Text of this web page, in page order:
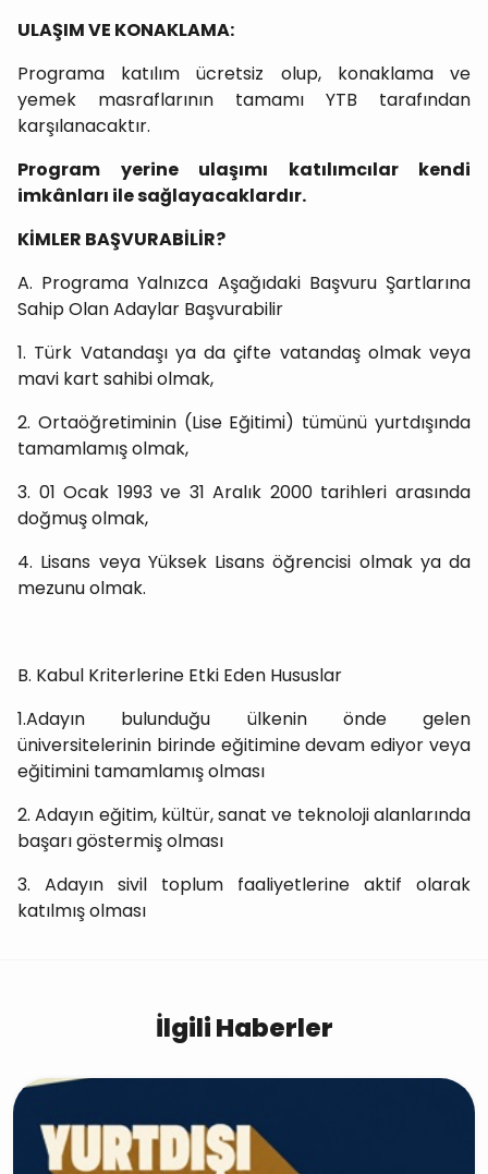
ULAŞIM VE KONAKLAMA:
Programa katılım ücretsiz olup, konaklama ve
yemek masraflarının tamamı YTB tarafından
karşılanacaktır.
Program yerine ulaşımı katılımcılar kendi
imkânları ile sağlayacaklardır.
KİMLER BAŞVURABİLİR?
A. Programa Yalnızca Aşağıdaki Başvuru Şartlarına
Sahip Olan Adaylar Başvurabilir
1. Türk Vatandaşı ya da çifte vatandaş olmak veya
mavi kart sahibi olmak,
2. Ortaöğretiminin (Lise Eğitimi) tümünü yurtdışında
tamamlamış olmak,
3. 01 Ocak 1993 ve 31 Aralık 2000 tarihleri arasında
doğmuş olmak,
4. Lisans veya Yüksek Lisans öğrencisi olmak ya da
mezunu olmak.
B. Kabul Kriterlerine Etki Eden Hususlar
1.Adayın bulunduğu ülkenin önde gelen
üniversitelerinin birinde eğitimine devam ediyor veya
eğitimini tamamlamış olması
2. Adayın eğitim, kültür, sanat ve teknoloji alanlarında
başarı göstermiş olması
3. Adayın sivil toplum faaliyetlerine aktif olarak
katılmış olması
İlgili Haberler